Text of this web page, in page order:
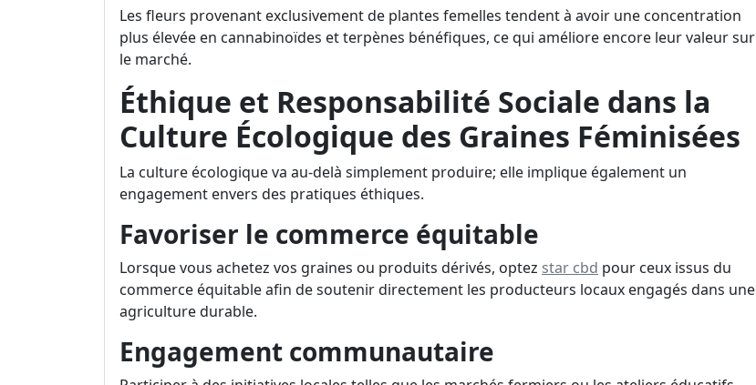
Les fleurs provenant exclusivement de plantes femelles tendent à avoir une concentration
plus élevée en cannabinoïdes et terpènes bénéfiques, ce qui améliore encore leur valeur sur
le marché.
Éthique et Responsabilité Sociale dans la
Culture Écologique des Graines Féminisées
La culture écologique va au-delà simplement produire; elle implique également un
engagement envers des pratiques éthiques.
Favoriser le commerce équitable
Lorsque vous achetez vos graines ou produits dérivés, optez star cbd pour ceux issus du
commerce équitable afin de soutenir directement les producteurs locaux engagés dans une
agriculture durable.
Engagement communautaire